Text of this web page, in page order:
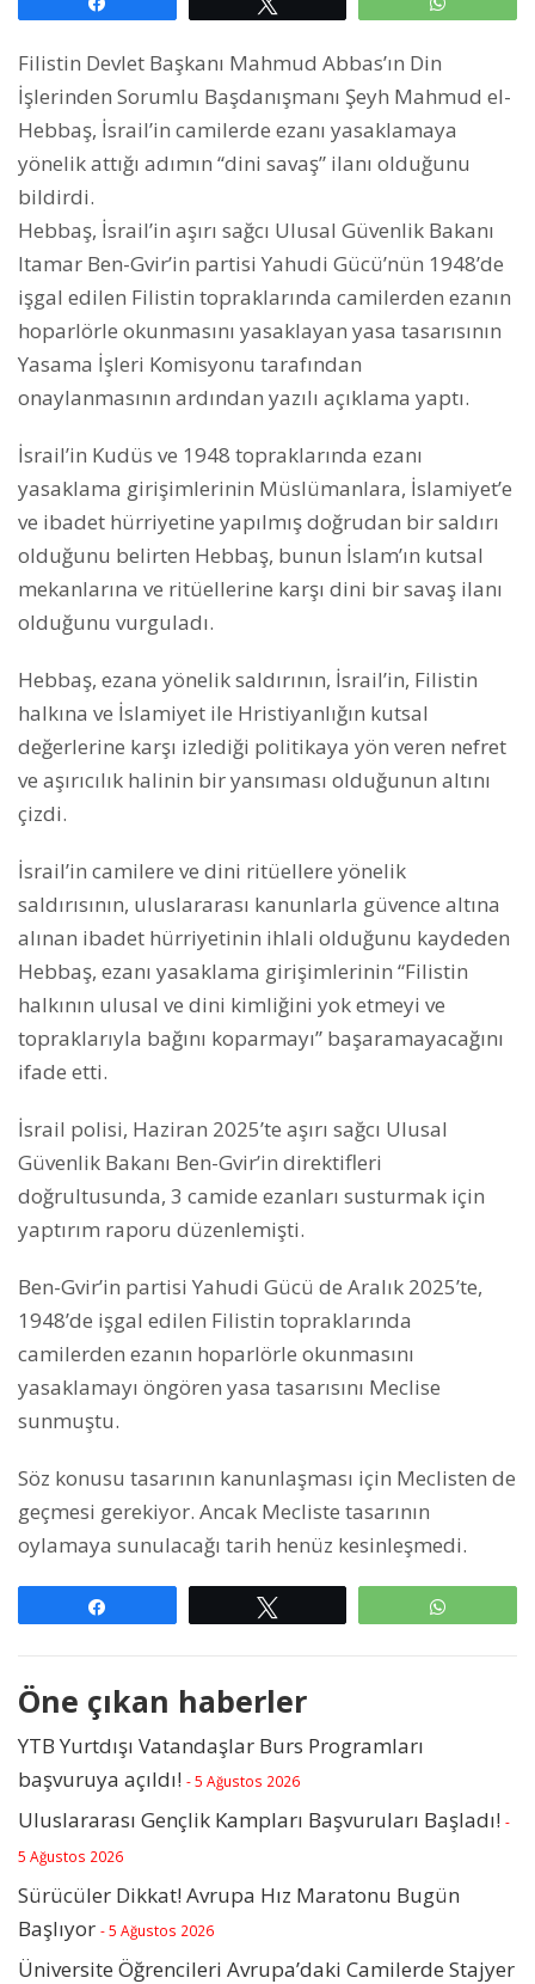
Filistin Devlet Başkanı Mahmud Abbas’ın Din
İşlerinden Sorumlu Başdanışmanı Şeyh Mahmud el-
Hebbaş, İsrail’in camilerde ezanı yasaklamaya
yönelik attığı adımın “dini savaş” ilanı olduğunu
bildirdi.
Hebbaş, İsrail’in aşırı sağcı Ulusal Güvenlik Bakanı
Itamar Ben-Gvir’in partisi Yahudi Gücü’nün 1948’de
işgal edilen Filistin topraklarında camilerden ezanın
hoparlörle okunmasını yasaklayan yasa tasarısının
Yasama İşleri Komisyonu tarafından
onaylanmasının ardından yazılı açıklama yaptı.
İsrail’in Kudüs ve 1948 topraklarında ezanı
yasaklama girişimlerinin Müslümanlara, İslamiyet’e
ve ibadet hürriyetine yapılmış doğrudan bir saldırı
olduğunu belirten Hebbaş, bunun İslam’ın kutsal
mekanlarına ve ritüellerine karşı dini bir savaş ilanı
olduğunu vurguladı.
Hebbaş, ezana yönelik saldırının, İsrail’in, Filistin
halkına ve İslamiyet ile Hristiyanlığın kutsal
değerlerine karşı izlediği politikaya yön veren nefret
ve aşırıcılık halinin bir yansıması olduğunun altını
çizdi.
İsrail’in camilere ve dini ritüellere yönelik
saldırısının, uluslararası kanunlarla güvence altına
alınan ibadet hürriyetinin ihlali olduğunu kaydeden
Hebbaş, ezanı yasaklama girişimlerinin “Filistin
halkının ulusal ve dini kimliğini yok etmeyi ve
topraklarıyla bağını koparmayı” başaramayacağını
ifade etti.
İsrail polisi, Haziran 2025’te aşırı sağcı Ulusal
Güvenlik Bakanı Ben-Gvir’in direktifleri
doğrultusunda, 3 camide ezanları susturmak için
yaptırım raporu düzenlemişti.
Ben-Gvir’in partisi Yahudi Gücü de Aralık 2025’te,
1948’de işgal edilen Filistin topraklarında
camilerden ezanın hoparlörle okunmasını
yasaklamayı öngören yasa tasarısını Meclise
sunmuştu.
Söz konusu tasarının kanunlaşması için Meclisten de
geçmesi gerekiyor. Ancak Mecliste tasarının
oylamaya sunulacağı tarih henüz kesinleşmedi.
Öne çıkan haberler
YTB Yurtdışı Vatandaşlar Burs Programları
başvuruya açıldı! - 5 Ağustos 2026
Uluslararası Gençlik Kampları Başvuruları Başladı! -
5 Ağustos 2026
Sürücüler Dikkat! Avrupa Hız Maratonu Bugün
Başlıyor - 5 Ağustos 2026
Üniversite Öğrencileri Avrupa’daki Camilerde Stajyer